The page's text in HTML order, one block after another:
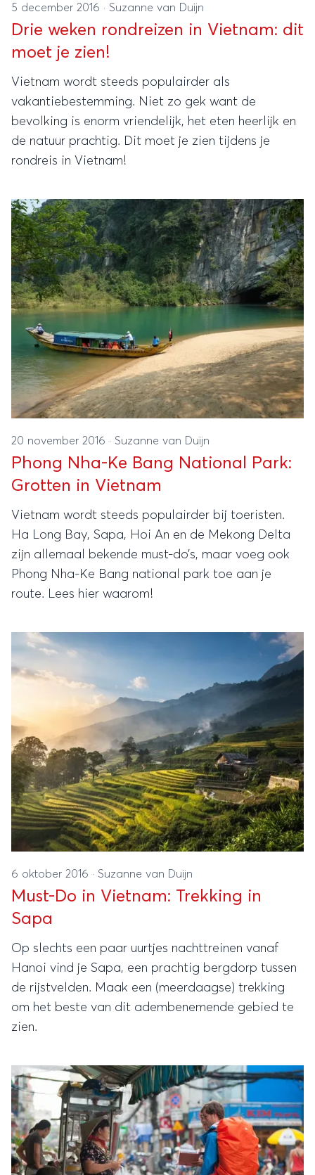
5 december 2016 · Suzanne van Duijn
Drie weken rondreizen in Vietnam: dit
moet je zien!
Vietnam wordt steeds populairder als
vakantiebestemming. Niet zo gek want de
bevolking is enorm vriendelijk, het eten heerlijk en
de natuur prachtig. Dit moet je zien tijdens je
rondreis in Vietnam!
20 november 2016 · Suzanne van Duijn
Phong Nha-Ke Bang National Park:
Grotten in Vietnam
Vietnam wordt steeds populairder bij toeristen.
Ha Long Bay, Sapa, Hoi An en de Mekong Delta
zijn allemaal bekende must-do’s, maar voeg ook
Phong Nha-Ke Bang national park toe aan je
route. Lees hier waarom!
6 oktober 2016 · Suzanne van Duijn
Must-Do in Vietnam: Trekking in
Sapa
Op slechts een paar uurtjes nachttreinen vanaf
Hanoi vind je Sapa, een prachtig bergdorp tussen
de rijstvelden. Maak een (meerdaagse) trekking
om het beste van dit adembenemende gebied te
zien.